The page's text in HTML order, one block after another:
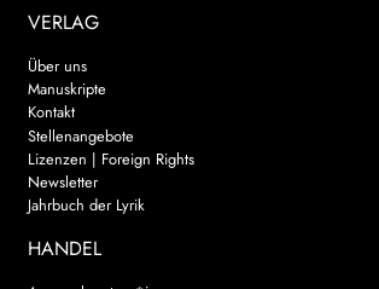
VERLAG
Über uns
Manuskripte
Kontakt
Stellenangebote
Lizenzen | Foreign Rights
Newsletter
Jahrbuch der Lyrik
HANDEL